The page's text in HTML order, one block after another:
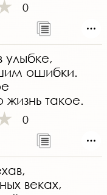
0
улыбке,
ошибки.
такое.
0
веках,